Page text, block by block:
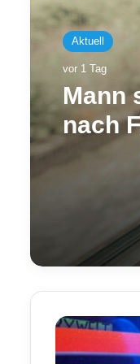
Aktuell
vor 1 Tag
Mann
nach
Gesicht
B
2